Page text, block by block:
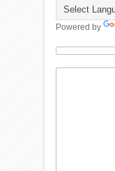
Powered by